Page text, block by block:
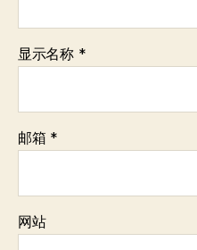
显示名称 *
邮箱 *
网站